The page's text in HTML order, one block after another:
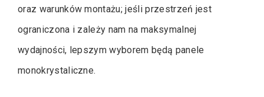
oraz warunków montażu; jeśli przestrzeń jest
ograniczona i zależy nam na maksymalnej
wydajności, lepszym wyborem będą panele
monokrystaliczne.